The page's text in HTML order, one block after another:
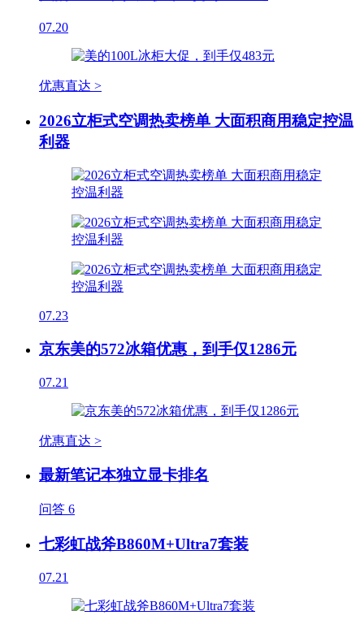
07.20
优惠直达 >
2026立柜式空调热卖榜单 大面积商用稳定控温
利器
07.23
京东美的572冰箱优惠，到手仅1286元
07.21
优惠直达 >
最新笔记本独立显卡排名
问答 6
七彩虹战斧B860M+Ultra7套装
07.21